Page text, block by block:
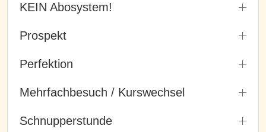
KEIN Abosystem!
Prospekt
Perfektion
Mehrfachbesuch / Kurswechsel
Schnupperstunde